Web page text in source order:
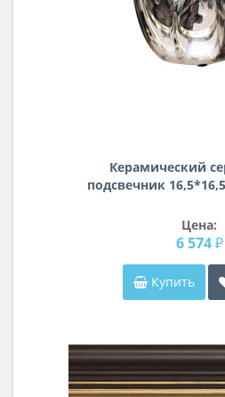
Керамический
подсвечник
Цена:
6 574 ₽
Купить